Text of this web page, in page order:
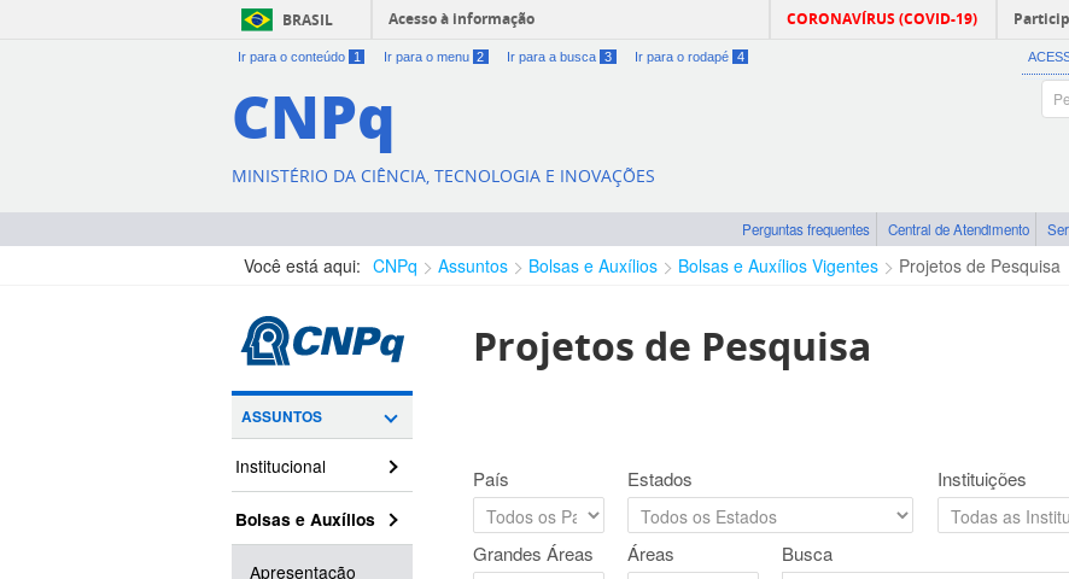
BRASIL Acesso à informação CORONAVÍRUS (COVID-19)
Ir para o conteúdo 1 Ir para o menu 2 Ir para a busca 3 Ir para o rodapé 4
CNPq
MINISTÉRIO DA CIÊNCIA, TECNOLOGIA E INOVAÇÕES
Perguntas frequentes Central de Atendimento
Você está aqui: CNPq Assuntos Bolsas e Auxílios Bolsas e Auxílios Vigentes Projetos de Pesquisa
ASSUNTOS
Institucional
Bolsas e Auxílios
Apresentação
Projetos de Pesquisa
País Estados Instituições
Grandes Áreas Áreas Busca